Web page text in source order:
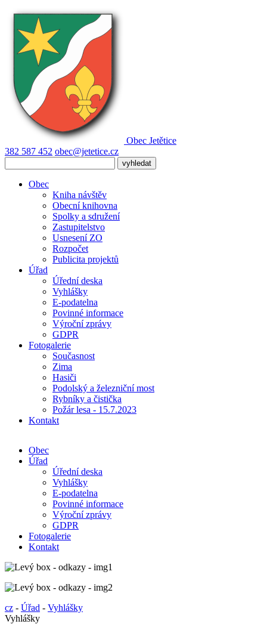
Obec Jetětice
382 587 452 obec@jetetice.cz
Obec
Kniha návštěv
Obecní knihovna
Spolky a sdružení
Zastupitelstvo
Usnesení ZO
Rozpočet
Publicita projektů
Úřad
Úřední deska
Vyhlášky
E-podatelna
Povinné informace
Výroční zprávy
GDPR
Fotogalerie
Současnost
Zima
Hasiči
Podolský a železniční most
Rybníky a čistička
Požár lesa - 15.7.2023
Kontakt
Obec
Úřad
Úřední deska
Vyhlášky
E-podatelna
Povinné informace
Výroční zprávy
GDPR
Fotogalerie
Kontakt
cz - Úřad - Vyhlášky
Vyhlášky